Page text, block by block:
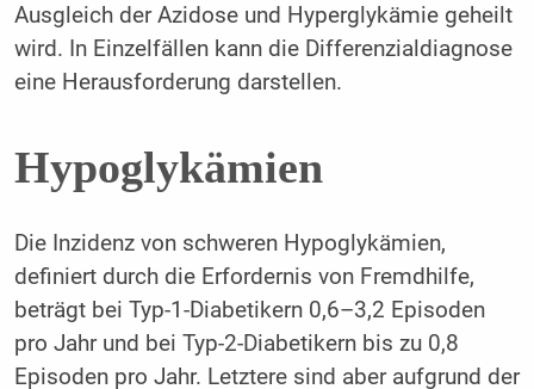
Ausgleich der Azidose und Hyperglykämie geheilt
wird. In Einzelfällen kann die Differenzialdiagnose
eine Herausforderung darstellen.
Hypoglykämien
Die Inzidenz von schweren Hypoglykämien,
definiert durch die Erfordernis von Fremdhilfe,
beträgt bei Typ-1-Diabetikern 0,6–3,2 Episoden
pro Jahr und bei Typ-2-Diabetikern bis zu 0,8
Episoden pro Jahr. Letztere sind aber aufgrund der